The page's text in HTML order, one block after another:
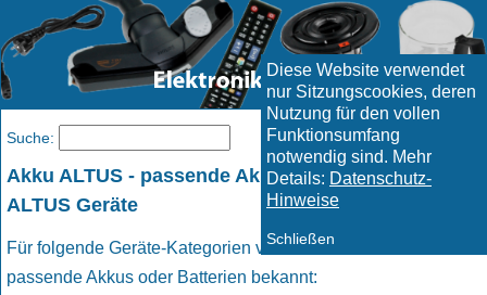
Diese Website verwendet
nur Sitzungscookies, deren
Nutzung für den vollen
Funktionsumfang
notwendig sind. Mehr
Details: Datenschutz-
Hinweise
Schließen
Akku ALTUS - passende Akkus und Batterien für
ALTUS Geräte
Für folgende Geräte-Kategorien von ALTUS sind uns
passende Akkus oder Batterien bekannt:
Suche: